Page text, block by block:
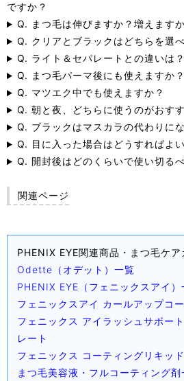
ですか？
Q. まつ毛は伸びますか？増えます
Q. クリアとブラックはどちらを選
Q. ライト＆セパレートとの違いは？
Q. まつ毛パーマ後にも使えますか？
Q. マツエク中でも使えますか？
Q. 朝と夜、どちらに使うのがおす
Q. ブラックはマスカラの代わりに
Q. 目に入った場合はどうすればよ
Q. 開封後はどのくらいで使い切る
関連ページ
PHENIX EYE関連商品・まつ毛ケア
Odette（オデット）一覧
PHENIX EYE（フェニックスアイ）
フェニックスアイ カールアップコ
フェニックス アイラッシュサポー
レート
フェニックス コーティングリキッド
まつ毛美容液・フルコーティング剤